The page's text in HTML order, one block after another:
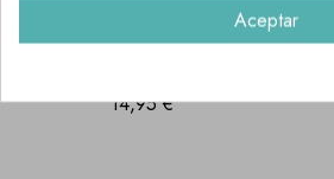
14,95 €
Aceptar